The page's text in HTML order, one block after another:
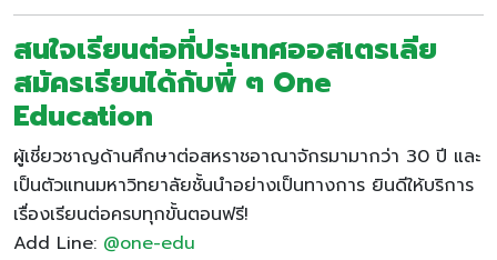
สนใจเรียนต่อที่ประเทศออสเตรเลีย
สมัครเรียนได้กับพี่ ๆ One
Education
ผู้เชี่ยวชาญด้านศึกษาต่อสหราชอาณาจักรมามากว่า 30 ปี และ
เป็นตัวแทนมหาวิทยาลัยชั้นนำอย่างเป็นทางการ ยินดีให้บริการ
เรื่องเรียนต่อครบทุกขั้นตอนฟรี!
Add Line: @one-edu